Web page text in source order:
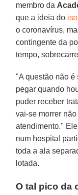
membro da
que a ideia do
o coronavírus,
contingente da
tempo,
"A questão não
pegar quando
puder receber
vai-se morrer
atendimento."
num hospital
toda a ala
lotada.
O tal pico da